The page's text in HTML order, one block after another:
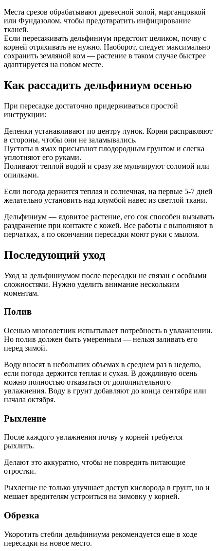
Места срезов обрабатывают древесной золой, марганцовкой
или Фундазолом, чтобы предотвратить инфицирование
тканей.
Если пересаживать дельфиниум предстоит целиком, почву с
корней отряхивать не нужно. Наоборот, следует максимально
сохранить земляной ком — растение в таком случае быстрее
адаптируется на новом месте.
Как рассадить дельфиниум осенью
При пересадке достаточно придерживаться простой
инструкции:
Деленки устанавливают по центру лунок. Корни расправляют
в стороны, чтобы они не заламывались.
Пустоты в ямах присыпают плодородным грунтом и слегка
уплотняют его руками.
Поливают теплой водой и сразу же мульчируют соломой или
опилками.
Если погода держится теплая и солнечная, на первые 5-7 дней
желательно установить над клумбой навес из светлой ткани.
Дельфиниум — ядовитое растение, его сок способен вызывать
раздражение при контакте с кожей. Все работы с выполняют в
перчатках, а по окончании пересадки моют руки с мылом.
Последующий уход
Уход за дельфиниумом после пересадки не связан с особыми
сложностями. Нужно уделить внимание нескольким
моментам.
Полив
Осенью многолетник испытывает потребность в увлажнении.
Но полив должен быть умеренным — нельзя заливать его
перед зимой.
Воду вносят в небольших объемах в среднем раз в неделю,
если погода держится теплая и сухая. В дождливую осень
можно полностью отказаться от дополнительного
увлажнения. Воду в грунт добавляют до конца сентября или
начала октября.
Рыхление
После каждого увлажнения почву у корней требуется
рыхлить.
Делают это аккуратно, чтобы не повредить питающие
отростки.
Рыхление не только улучшает доступ кислорода в грунт, но и
мешает вредителям устроиться на зимовку у корней.
Обрезка
Укоротить стебли дельфиниума рекомендуется еще в ходе
пересадки на новое место.